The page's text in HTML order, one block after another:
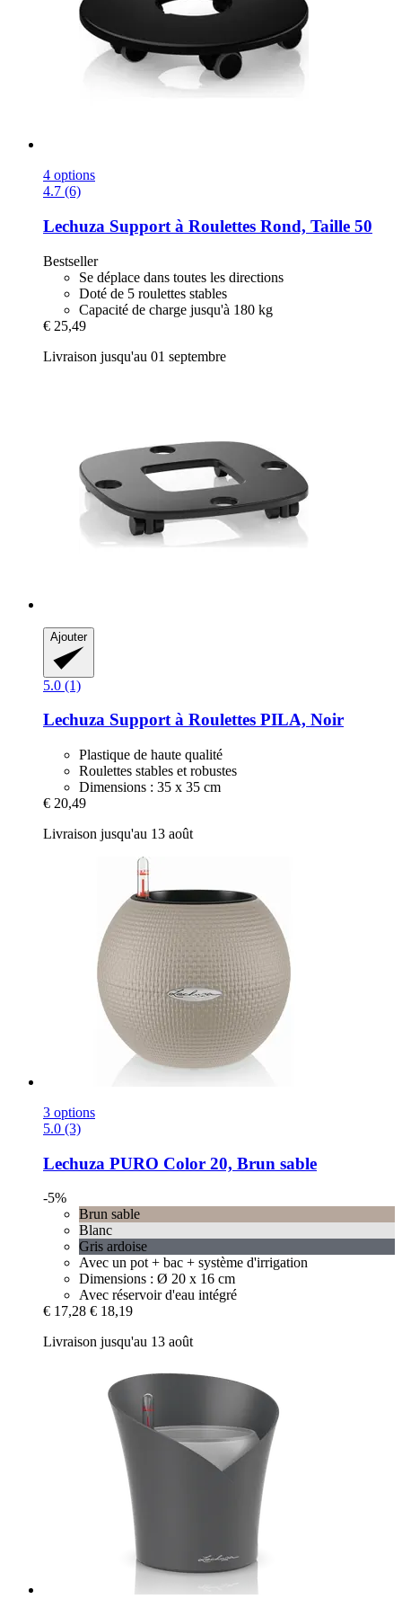
4 options
4.7 (6)
Lechuza Support à Roulettes Rond, Taille 50
Bestseller
Se déplace dans toutes les directions
Doté de 5 roulettes stables
Capacité de charge jusqu'à 180 kg
€ 25,49
Livraison jusqu'au 01 septembre
Ajouter
5.0 (1)
Lechuza Support à Roulettes PILA, Noir
Plastique de haute qualité
Roulettes stables et robustes
Dimensions : 35 x 35 cm
€ 20,49
Livraison jusqu'au 13 août
3 options
5.0 (3)
Lechuza PURO Color 20, Brun sable
-5%
Brun sable
Blanc
Gris ardoise
Avec un pot + bac + système d'irrigation
Dimensions : Ø 20 x 16 cm
Avec réservoir d'eau intégré
€ 17,28 € 18,19
Livraison jusqu'au 13 août